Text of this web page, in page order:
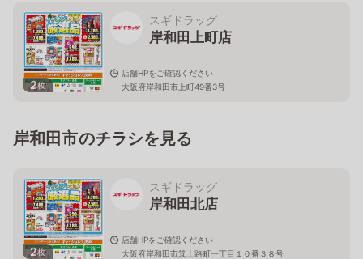
2枚
スギドラッグ
岸和田上町店
店舗HPをご確認ください
大阪府岸和田市上町49番3号
岸和田市のチラシを見る
2枚
スギドラッグ
岸和田北店
店舗HPをご確認ください
大阪府岸和田市箕土路町一丁目１０番３８号